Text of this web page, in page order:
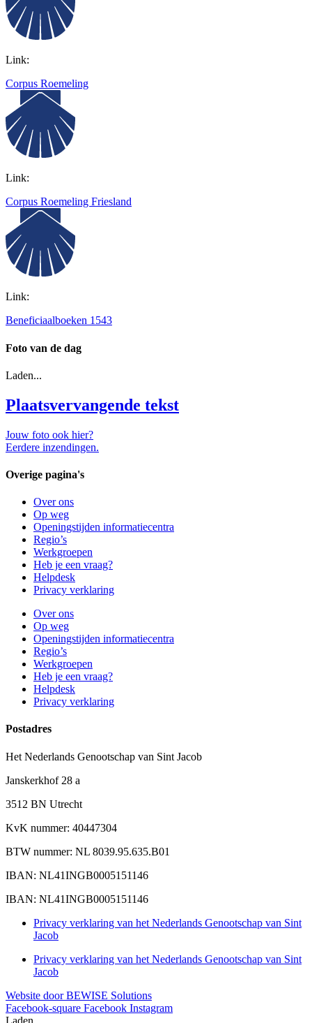
Link:
Corpus Roemeling
Link:
Corpus Roemeling Friesland
Link:
Beneficiaalboeken 1543
Foto van de dag
Laden...
Plaatsvervangende tekst
Jouw foto ook hier?
Eerdere inzendingen.
Overige pagina's
Over ons
Op weg
Openingstijden informatiecentra
Regio’s
Werkgroepen
Heb je een vraag?
Helpdesk
Privacy verklaring
Over ons
Op weg
Openingstijden informatiecentra
Regio’s
Werkgroepen
Heb je een vraag?
Helpdesk
Privacy verklaring
Postadres
Het Nederlands Genootschap van Sint Jacob
Janskerkhof 28 a
3512 BN Utrecht
KvK nummer: 40447304
BTW nummer: NL 8039.95.635.B01
IBAN: NL41INGB0005151146
IBAN: NL41INGB0005151146
Privacy verklaring van het Nederlands Genootschap van Sint
Jacob
Privacy verklaring van het Nederlands Genootschap van Sint
Jacob
Website door BEWISE Solutions
Facebook-square Facebook Instagram
Laden...